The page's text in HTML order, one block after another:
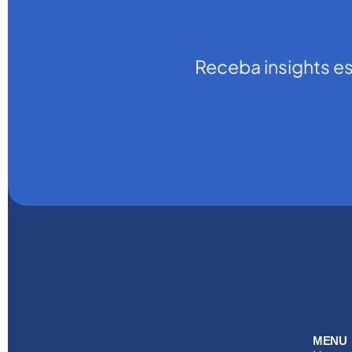
Receba insights
MENU